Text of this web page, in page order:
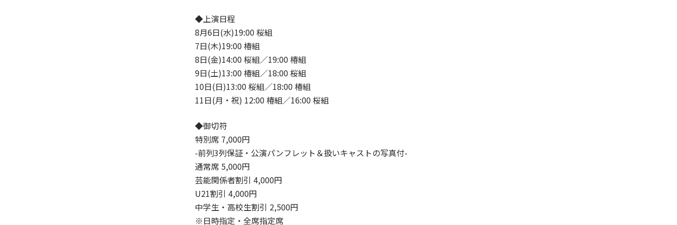
◆上演日程
8月6日(水)19:00 桜組
7日(木)19:00 椿組
8日(金)14:00 桜組／19:00 椿組
9日(土)13:00 椿組／18:00 桜組
10日(日)13:00 桜組／18:00 椿組
11日(月・祝) 12:00 椿組／16:00 桜組
◆御切符
特別席 7,000円
-前列3列保証・公演パンフレット＆扱いキャストの写真付-
通常席 5,000円
芸能関係者割引 4,000円
U21割引 4,000円
中学生・高校生割引 2,500円
※日時指定・全席指定席